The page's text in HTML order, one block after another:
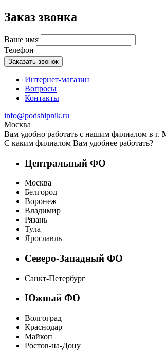
Заказ звонка
Ваше имя
Телефон
Заказать звонок
Интернет-магазин
Вопросы
Контакты
info@podshipnik.ru
Москва
Вам удобно работать с нашим филиалом в г.
С каким филиалом Вам удобнее работать?
Центральный ФО
Москва
Белгород
Воронеж
Владимир
Рязань
Тула
Ярославль
Северо-Западный ФО
Санкт-Петербург
Южный ФО
Волгоград
Краснодар
Майкоп
Ростов-на-Дону